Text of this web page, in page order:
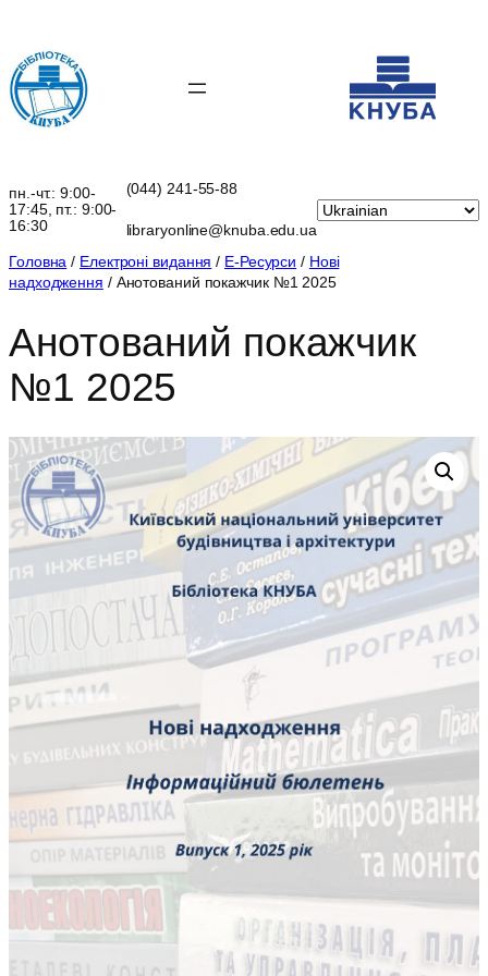
вмісту
пн.-чт.: 9:00-
17:45, пт.: 9:00-
16:30
(044) 241-55-88
libraryonline@knuba.edu.ua
Головна / Електроні видання / Е-Ресурси / Нові
надходження / Анотований покажчик №1 2025
Анотований покажчик
№1 2025